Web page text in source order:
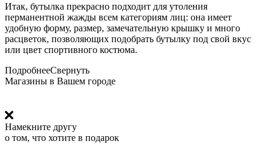
Итак, бутылка прекрасно подходит для утоления
перманентной жажды всем категориям лиц: она имеет
удобную форму, размер, замечательную крышку и много
расцветок, позволяющих подобрать бутылку под свой вкус
или цвет спортивного костюма.
ПодробнееСвернуть
Магазины в Вашем городе
Намекните другу
о том, что хотите в подарок